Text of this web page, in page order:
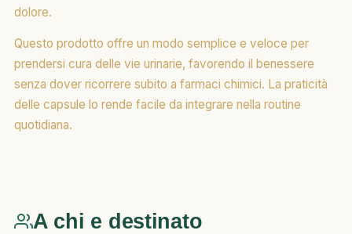
dolore.
Questo prodotto offre un modo semplice e veloce per
prendersi cura delle vie urinarie, favorendo il benessere
senza dover ricorrere subito a farmaci chimici. La praticità
delle capsule lo rende facile da integrare nella routine
quotidiana.
A chi e destinato